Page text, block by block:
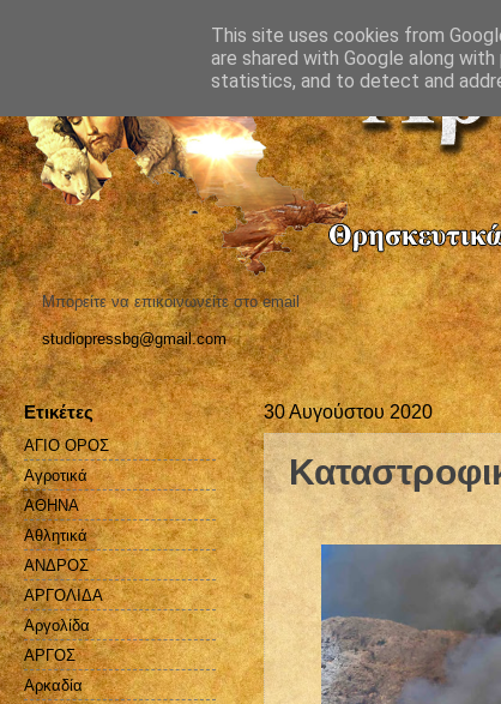
Μπορείτε να επικοινωνείτε στο email
studiopressbg@gmail.com
30 Αυγούστου 2020
Ετικέτες
ΑΓΙΟ ΟΡΟΣ
Αγροτικά
ΑΘΗΝΑ
Αθλητικά
ΑΝΔΡΟΣ
ΑΡΓΟΛΙΔΑ
Αργολίδα
ΑΡΓΟΣ
Αρκαδία
This site uses cookies from
are shared with Google along
statistics, and to detect and